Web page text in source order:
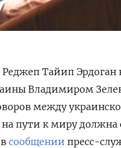
Тайип Эрдоган
Владимиром
между
пути к миру должна
сообщении пресс-